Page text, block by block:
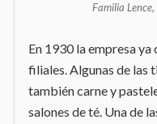
Familia
En 1930 la empresa
filiales. Algunas de las
también carne y
salones de té. Una de